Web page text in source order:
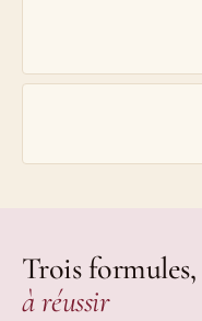
Trois formules,
à réussir